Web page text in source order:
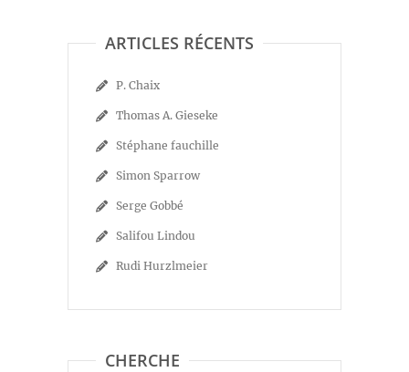
ARTICLES RÉCENTS
P. Chaix
Thomas A. Gieseke
Stéphane fauchille
Simon Sparrow
Serge Gobbé
Salifou Lindou
Rudi Hurzlmeier
CHERCHE